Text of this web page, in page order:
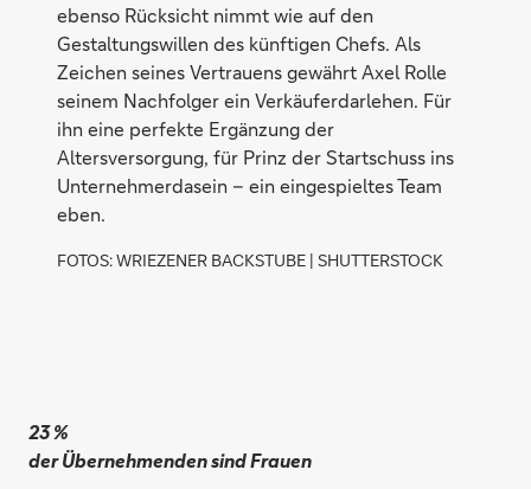
ebenso Rücksicht nimmt wie auf den
Gestaltungswillen des künftigen Chefs. Als
Zeichen seines Vertrauens gewährt Axel Rolle
seinem Nachfolger ein Verkäuferdarlehen. Für
ihn eine perfekte Ergänzung der
Altersversorgung, für Prinz der Startschuss ins
Unternehmerdasein – ein eingespieltes Team
eben.
FOTOS: WRIEZENER BACKSTUBE | SHUTTERSTOCK
23 %
der Übernehmenden sind Frauen